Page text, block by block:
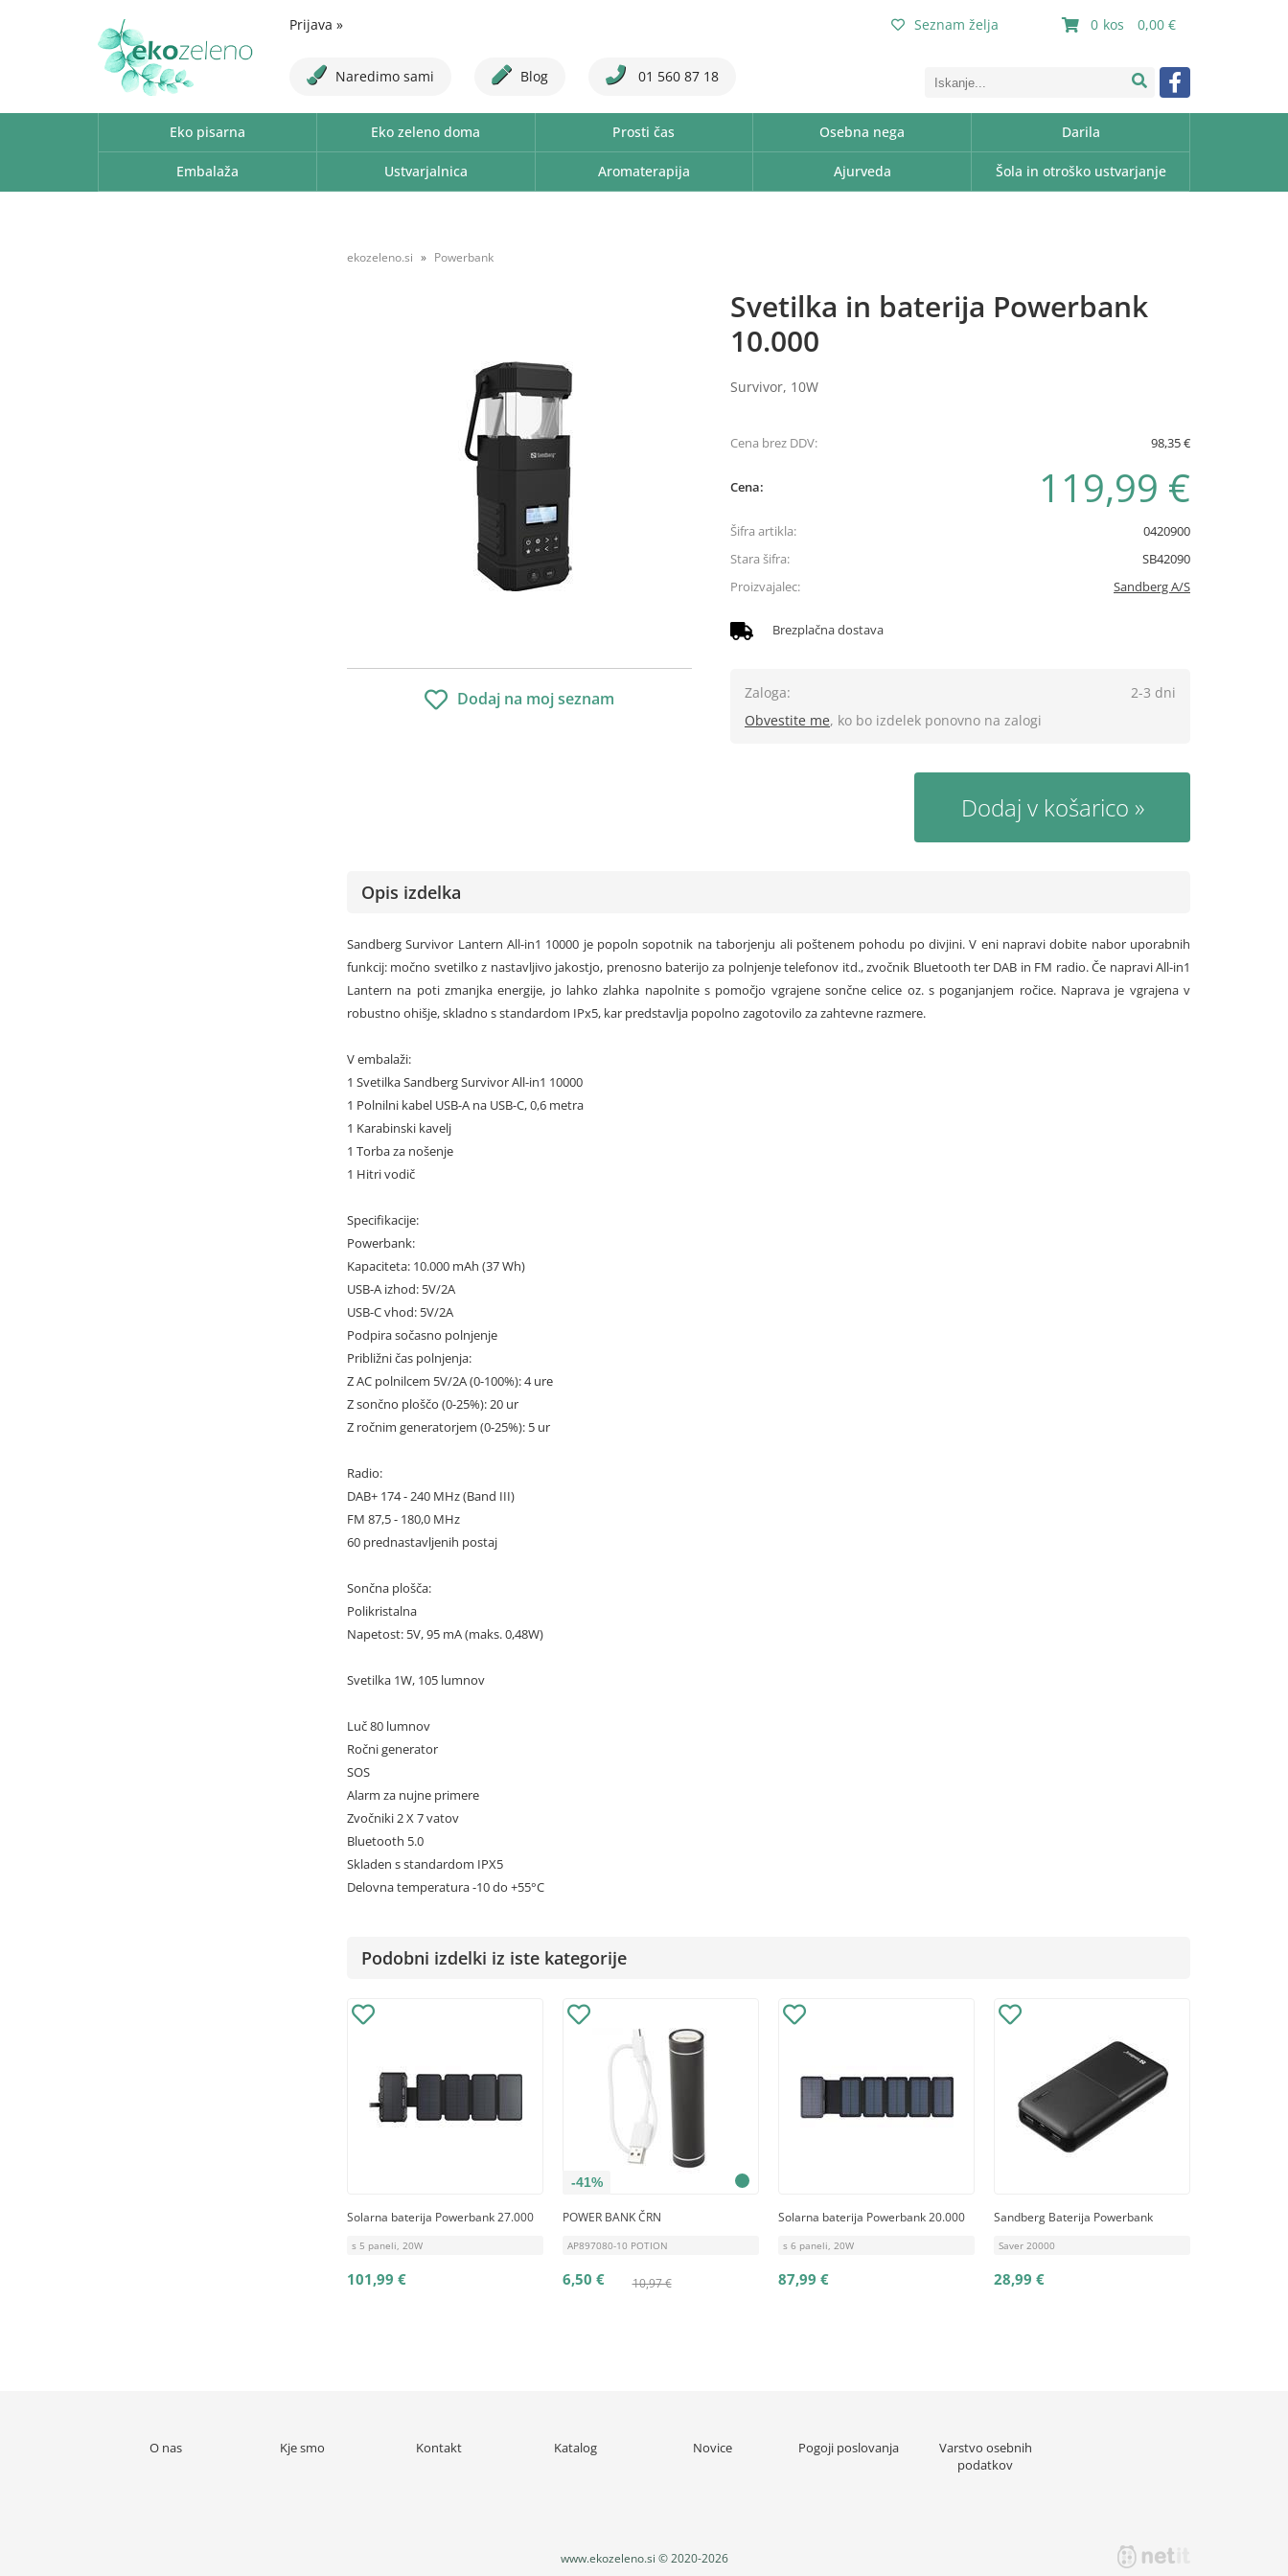
0 0,00
Prijava » Seznam želja
Naredimo sami Blog 01 560 87 18
Eko pisarna Eko zeleno doma Prosti čas Osebna nega Darila
Embalaža Ustvarjalnica Aromaterapija Ajurveda Šola in otroško ustvarjanje
ekozeleno.si Powerbank
Svetilka in baterija Powerbank
10.000
Survivor, 10W
Dodaj na moj seznam
Cena brez DDV: 98,35 €
Cena: 119,99 €
Šifra artikla:
0420900
Stara šifra:
SB42090
Proizvajalec:
Sandberg A/S
Brezplačna dostava
Zaloga:
2-3 dni
Obvestite me, ko bo izdelek ponovno na zalogi
Dodaj v košarico
Opis izdelka
Sandberg Survivor Lantern All-in1 10000 je popoln sopotnik na taborjenju ali poštenem pohodu po divjini. V eni napravi dobite nabor uporabnih
funkcij: močno svetilko z nastavljivo jakostjo, prenosno baterijo za polnjenje telefonov itd., zvočnik Bluetooth ter DAB in FM radio. Če napravi All-in1
Lantern na poti zmanjka energije, jo lahko zlahka napolnite s pomočjo vgrajene sončne celice oz. s poganjanjem ročice. Naprava je vgrajena v
robustno ohišje, skladno s standardom IPx5, kar predstavlja popolno zagotovilo za zahtevne razmere.
V embalaži:
1 Svetilka Sandberg Survivor All-in1 10000
1 Polnilni kabel USB-A na USB-C, 0,6 metra
1 Karabinski kavelj
1 Torba za nošenje
1 Hitri vodič
Specifikacije:
Powerbank:
Kapaciteta: 10.000 mAh (37 Wh)
USB-A izhod: 5V/2A
USB-C vhod: 5V/2A
Podpira sočasno polnjenje
Približni čas polnjenja:
Z AC polnilcem 5V/2A (0-100%): 4 ure
Z sončno ploščo (0-25%): 20 ur
Z ročnim generatorjem (0-25%): 5 ur
Radio:
DAB+ 174 - 240 MHz (Band III)
FM 87,5 - 180,0 MHz
60 prednastavljenih postaj
Sončna plošča:
Polikristalna
Napetost: 5V, 95 mA (maks. 0,48W)
Svetilka 1W, 105 lumnov
Luč 80 lumnov
Ročni generator
SOS
Alarm za nujne primere
Zvočniki 2 X 7 vatov
Bluetooth 5.0
Skladen s standardom IPX5
Delovna temperatura -10 do +55°C
Podobni izdelki iz iste kategorije
Solarna baterija Powerbank 27.000
s 5 paneli, 20W
101,99 €
-41%
POWER BANK ČRN
AP897080-10 POTION
10,97 €
6,50 €
Solarna baterija Powerbank 20.000
s 6 paneli, 20W
87,99 €
Sandberg Baterija Powerbank
Saver 20000
28,99 €
O nas Kje smo Kontakt Katalog Novice Pogoji poslovanja
Varstvo osebnih
podatkov
www.ekozeleno.si © 2020-2026